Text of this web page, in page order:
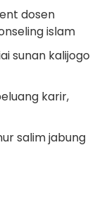
dosen
islam
sunan kalijogo
karir,
salim jabung